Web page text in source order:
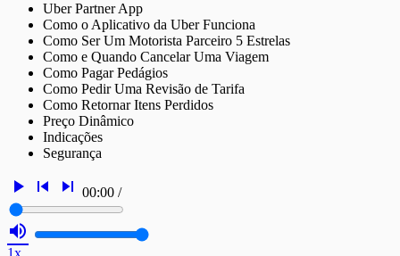
Uber Partner App
Como o Aplicativo da Uber Funciona
Como Ser Um Motorista Parceiro 5 Estrelas
Como e Quando Cancelar Uma Viagem
Como Pagar Pedágios
Como Pedir Uma Revisão de Tarifa
Como Retornar Itens Perdidos
Preço Dinâmico
Indicações
Segurança
play_arrow skip_previous skip_next 00:00 /
volume_up